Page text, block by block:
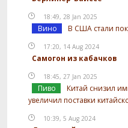
18:49, 28 Jan 2025
Вино В США стали
17:20, 14 Aug 2024
Самогон из кабачков
18:45, 27 Jan 2025
Пиво
Китай снизил
увеличил поставки
10:39, 5 Aug 2024